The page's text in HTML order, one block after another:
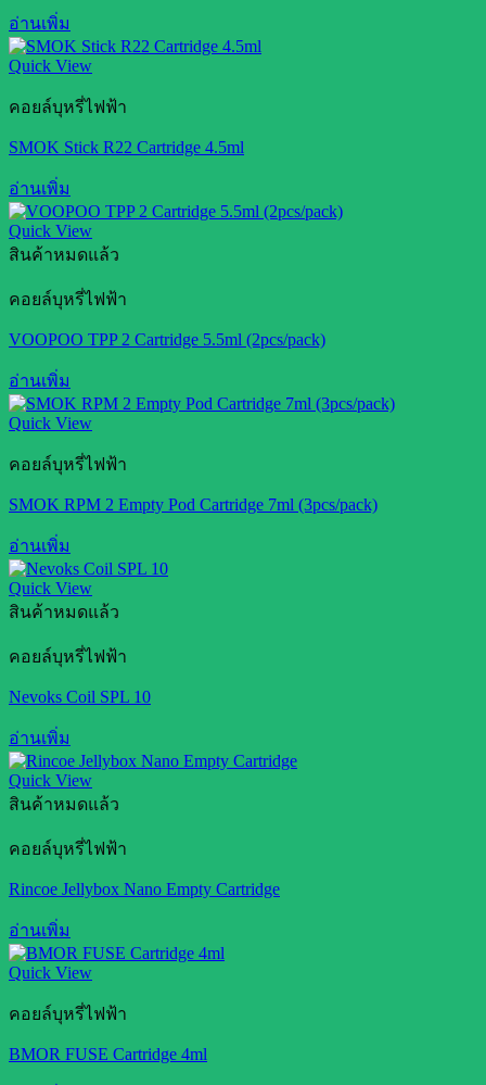
อ่านเพิ่ม
Quick View
คอยล์บุหรี่ไฟฟ้า
SMOK Stick R22 Cartridge 4.5ml
อ่านเพิ่ม
Quick View
สินค้าหมดแล้ว
คอยล์บุหรี่ไฟฟ้า
VOOPOO TPP 2 Cartridge 5.5ml (2pcs/pack)
อ่านเพิ่ม
Quick View
คอยล์บุหรี่ไฟฟ้า
SMOK RPM 2 Empty Pod Cartridge 7ml (3pcs/pack)
อ่านเพิ่ม
Quick View
สินค้าหมดแล้ว
คอยล์บุหรี่ไฟฟ้า
Nevoks Coil SPL 10
อ่านเพิ่ม
Quick View
สินค้าหมดแล้ว
คอยล์บุหรี่ไฟฟ้า
Rincoe Jellybox Nano Empty Cartridge
อ่านเพิ่ม
Quick View
คอยล์บุหรี่ไฟฟ้า
BMOR FUSE Cartridge 4ml